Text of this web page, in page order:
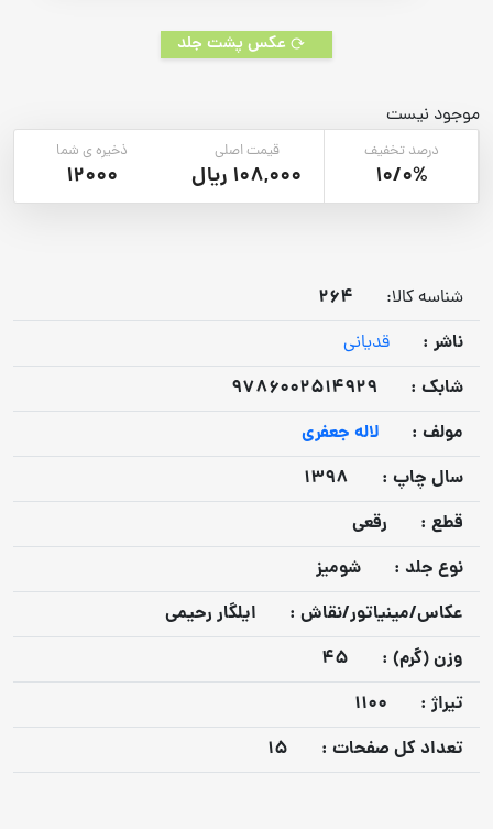
عکس پشت جلد
موجود نیست
درصد تخفیف
10/0%
قیمت اصلی
108,000 ریال
ذخیره ی شما
12000
شناسه کالا:
264
ناشر :
قدیانی
شابک :
9786002514929
مولف :
لاله جعفری
سال چاپ :
1398
قطع :
رقعی
نوع جلد :
شومیز
عكاس/مينياتور/نقاش :
ایلگار رحیمی
وزن (گرم) :
45
تيراژ :
1100
تعداد كل صفحات :
15